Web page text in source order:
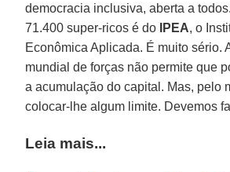
democracia inclusiva, aberta a
71.400 super-ricos é do
IPEA, o
Econômica Aplicada. É muito sério.
mundial de forças não permite que
a acumulação do capital. Mas, pelo
colocar-lhe algum limite. Devemos
Leia mais...